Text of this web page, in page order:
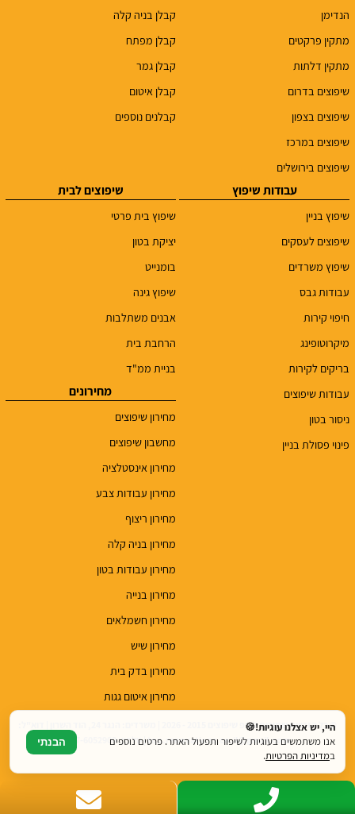
הנדימן
מתקין פרקטים
מתקין דלתות
שיפוצים בדרום
שיפוצים בצפון
שיפוצים במרכז
שיפוצים בירושלים
קבלן בניה קלה
קבלן מפתח
קבלן גמר
קבלן איטום
קבלנים נוספים
עבודות שיפוץ
שיפוץ בניין
שיפוצים לעסקים
שיפוץ משרדים
עבודות גבס
חיפוי קירות
מיקרוטופינג
בריקים לקירות
עבודות שיפוצים
ניסור בטון
פינוי פסולת בניין
שיפוצים לבית
שיפוץ בית פרטי
יציקת בטון
בומנייט
שיפוץ גינה
אבנים משתלבות
הרחבת בית
בניית ממ"ד
מחירונים
מחירון שיפוצים
מחשבון שיפוצים
מחירון אינסטלציה
מחירון עבודות צבע
מחירון ריצוף
מחירון בניה קלה
מחירון עבודות בטון
מחירון בנייה
מחירון חשמלאים
מחירון שיש
מחירון בדק בית
מחירון איטום גגות
top.renovations.co.il@gmail.com | טלפון: 077-6052900
היי, יש אצלנו עוגיות!🍪
אנו משתמשים בעוגיות לשיפור ותפעול האתר. פרטים נוספים
במדיניות הפרטיות.
הבנתי